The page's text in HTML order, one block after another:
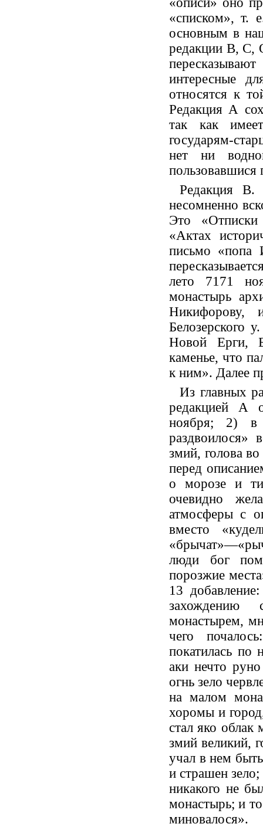
«списком», т.
основным в
редакции В, С,
интересные
относятся к
Редакция А
так как
государям-
нет ни
пользовавшися
Редакция В.
несомненно
Это «Отписки
«Актах
письмо «попа
лето 7171
монастырь
Никифорову,
Белозерского
Новой Ерги,
каменье, что
к ним». Далее
Из главных
редакцией А
ноября; 2) в
раздвоилося»
змий, голова
перед
о морозе и
очевидно
атмосферы с
вместо
люди бог
порозжие
13
монастырем,
чего
покатилась по
аки нечто
огнь зело
на малом
хоромы и
стал яко облак
змий великий,
учал в нем
и страшен
никакого не
монастырь; и
миновалося».